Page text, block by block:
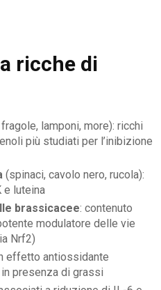
ricche di
lamponi, more): ricchi
più studiati per l’inibizione
(spinaci, cavolo nero, rucola):
e luteina
brassicacee: contenuto
modulatore delle vie
Nrf2)
effetto antiossidante
presenza di grassi